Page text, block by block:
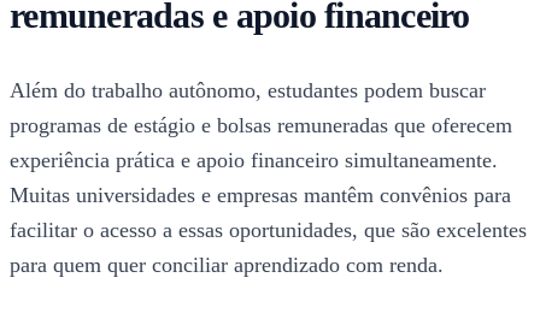
remuneradas e apoio financeiro
Além do trabalho autônomo, estudantes podem buscar
programas de estágio e bolsas remuneradas que oferecem
experiência prática e apoio financeiro simultaneamente.
Muitas universidades e empresas mantêm convênios para
facilitar o acesso a essas oportunidades, que são excelentes
para quem quer conciliar aprendizado com renda.